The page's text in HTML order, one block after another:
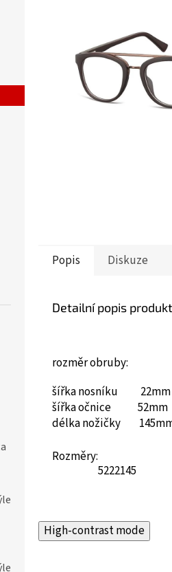
hvězdiček.
Popis Diskuze
Detailní popis
rozměr obruby:
šířka nosníku 22mm
šířka očnice 52mm
délka nožičky
Rozměry:
5222145
High-contrast mode